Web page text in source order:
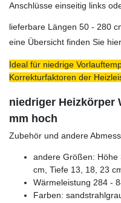
Anschlüsse einseitig links
lieferbare Längen 50 - 280
eine Übersicht finden Sie hier
Ideal für niedrige
Korrekturfaktoren der
niedriger Heizkörper
mm hoch
Zubehör und andere
andere Größen:
cm, Tiefe 13, 18, 23
Wärmeleistung 284 -
Farben: